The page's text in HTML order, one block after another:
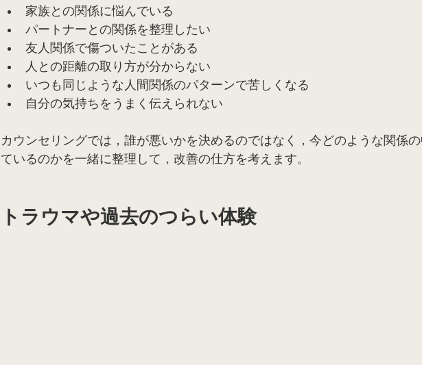
家族との関係に悩んでいる
パートナーとの関係を整理したい
友人関係で傷ついたことがある
人との距離の取り方が分からない
いつも同じような人間関係のパターンで苦しくなる
自分の気持ちをうまく伝えられない
カウンセリングでは，誰が悪いかを決めるのではなく，今どのような関係
ているのかを一緒に整理して，改善の仕方を考えます。
トラウマや過去のつらい体験